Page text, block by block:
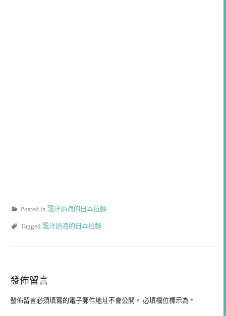
Posted in 飄洋過海的日本拉麵
Tagged 飄洋過海的日本拉麵
發佈留言
發佈留言必須填寫的電子郵件地址不會公開。 必填欄位標示為 *